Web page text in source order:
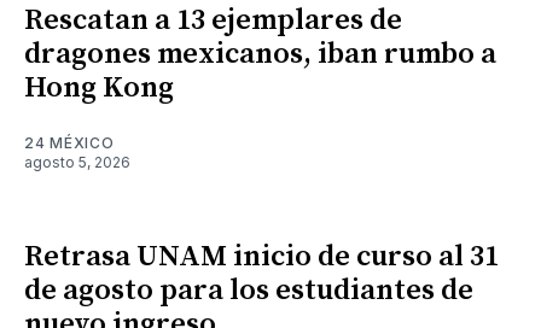
Rescatan a 13 ejemplares de
dragones mexicanos, iban rumbo a
Hong Kong
24 MÉXICO
agosto 5, 2026
Retrasa UNAM inicio de curso al 31
de agosto para los estudiantes de